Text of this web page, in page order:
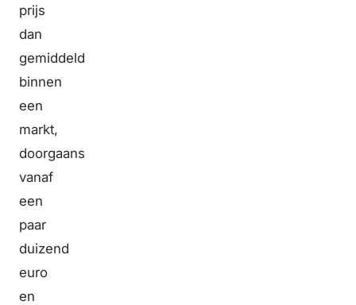
prijs
dan
gemiddeld
binnen
een
markt,
doorgaans
vanaf
een
paar
duizend
euro
en